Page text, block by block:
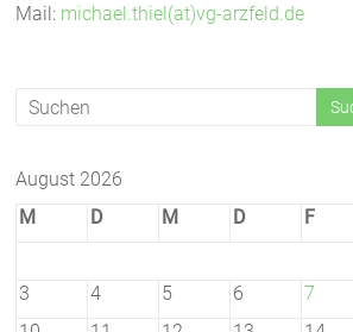
Mail: michael.thiel(at)vg-arzfeld.de
August 2026
M
D M D F
3
4 5 6 7